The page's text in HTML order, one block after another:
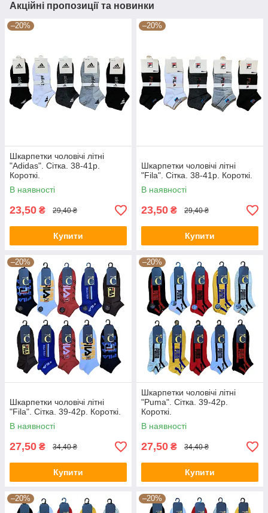
Акційні пропозиції та новинки
–20%
Шкарпетки чоловічі літні
"Adidas". Сітка. 38-41р.
Короткі.
В наявності
23,50 ₴ 29,40 ₴
Купити
–20%
Шкарпетки чоловічі літні
"Fila". Сітка. 38-41р. Короткі.
В наявності
23,50 ₴ 29,40 ₴
Купити
–20%
Шкарпетки чоловічі літні
"Fila". Сітка. 39-42р. Короткі.
В наявності
27,50 ₴ 34,40 ₴
Купити
–20%
Шкарпетки чоловічі літні
"Puma". Сітка. 39-42р.
Короткі.
В наявності
27,50 ₴ 34,40 ₴
Купити
–20% –20%